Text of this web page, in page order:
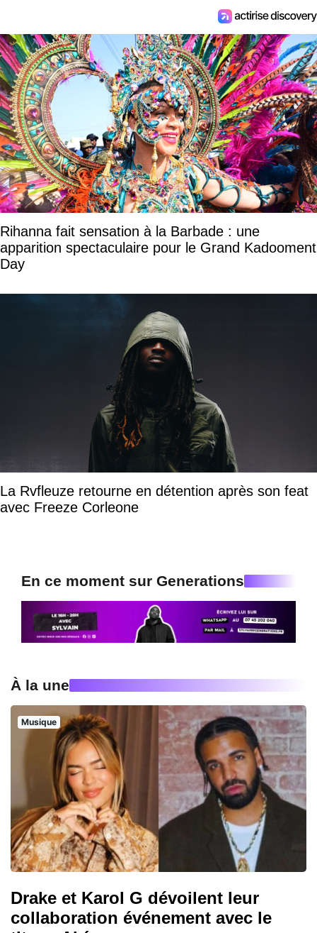
Rihanna fait sensation à la Barbade : une
apparition spectaculaire pour le Grand Kadooment
Day
La Rvfleuze retourne en détention après son feat
avec Freeze Corleone
En ce moment sur Generations
À la une
Musique
Drake et Karol G dévoilent leur
collaboration événement avec le